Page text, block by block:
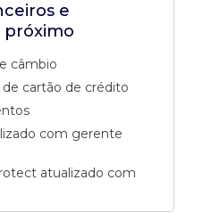
e
câmbio
de cartão de crédito
com gerente
atualizado com